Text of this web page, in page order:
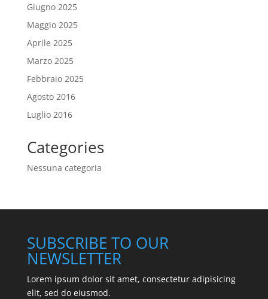
Giugno 2025
Maggio 2025
Aprile 2025
Marzo 2025
Febbraio 2025
Agosto 2016
Luglio 2016
Categories
Nessuna categoria
SUBSCRIBE TO OUR
NEWSLETTER
Lorem ipsum dolor sit amet, consectetur adipisicing
elit, sed do eiusmod.